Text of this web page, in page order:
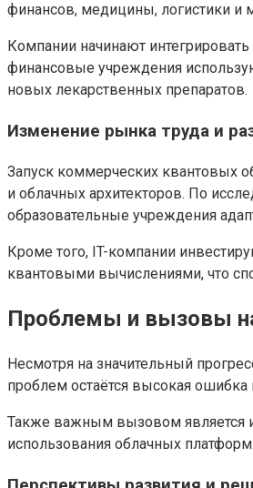
финансов, медицины, логистики и
Компании начинают
финансовые учреждения
новых лекарственных препаратов.
Изменение рынка труда и
Запуск коммерческих квантовых
и облачных архитекторов. По
образовательные учреждения
Кроме того, IT-компании
квантовыми вычислениями, что
Проблемы и вызовы
Несмотря на значительный
проблем остаётся высокая
Также важным вызовом является
использования облачных